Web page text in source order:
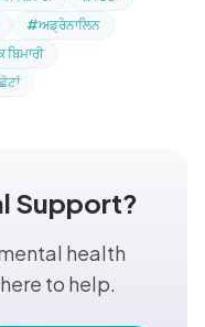
#ਅਡ੍ਰੇਨਾਲਿਨ
Support?
health
to help.